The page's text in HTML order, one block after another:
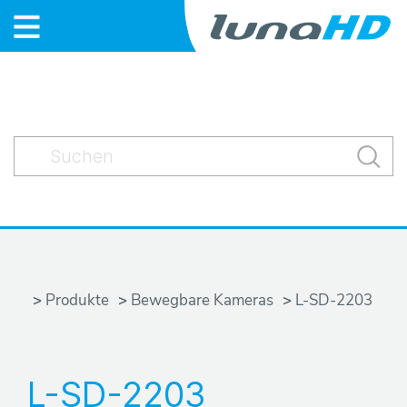
Produkte Bewegbare Kameras L-SD-2203
L-SD-2203